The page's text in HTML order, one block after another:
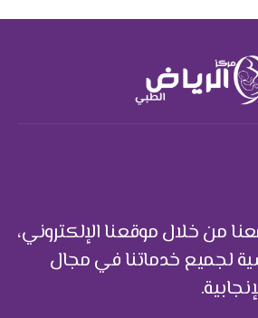
من خلال موقعنا الإلكتروني،
لجميع خدماتنا في مجال